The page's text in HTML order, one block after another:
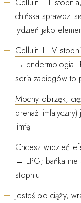
chińska sprawdzi
tydzień jako
Cellulit II–IV
→ endermologia
seria zabiegów to
Mocny obrzęk,
drenaż
limfę
Chcesz widzieć
→ LPG; bańka nie
stopniu
Jesteś po ciąży,